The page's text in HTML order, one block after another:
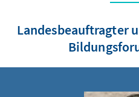
Landesbeauftragter